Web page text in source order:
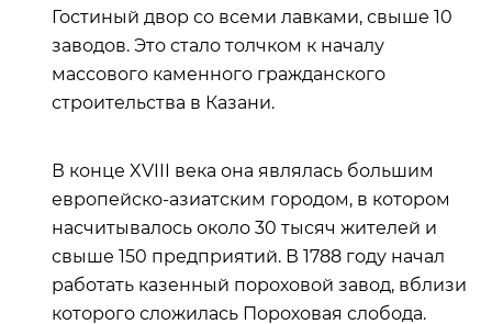
Гостиный двор со всеми лавками, свыше 10
заводов. Это стало толчком к началу
массового каменного гражданского
строительства в Казани.
В конце XVIII века она являлась большим
европейско-азиатским городом, в котором
насчитывалось около 30 тысяч жителей и
свыше 150 предприятий. В 1788 году начал
работать казенный пороховой завод, вблизи
которого сложилась Пороховая слобода.